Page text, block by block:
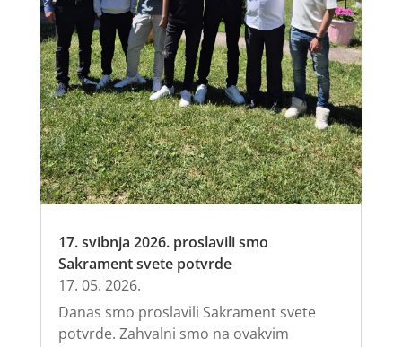
17. svibnja 2026. proslavili smo
Sakrament svete potvrde
17. 05. 2026.
Danas smo proslavili Sakrament svete
potvrde. Zahvalni smo na ovakvim